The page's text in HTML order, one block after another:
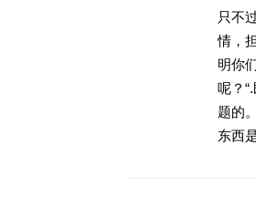
只不
情，
明你
呢？
题的
东西